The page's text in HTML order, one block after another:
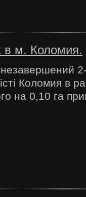
в м. Коломия.
Коломия в
на 0,10 га